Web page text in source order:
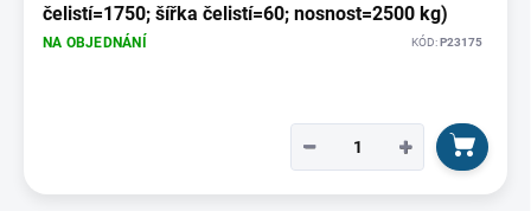
čelistí=1750; šířka čelistí=60; nosnost=2500 kg)
NA OBJEDNÁNÍ KÓD:P23175
+
−